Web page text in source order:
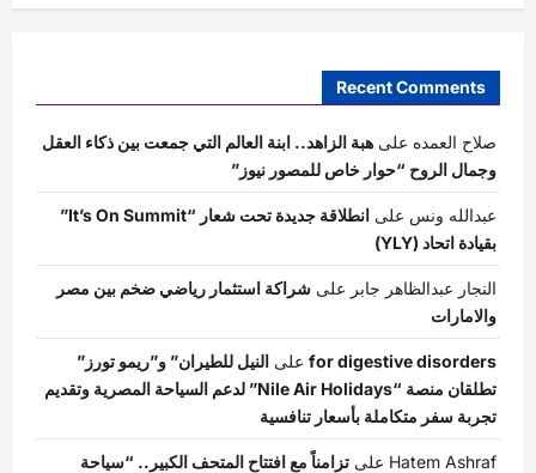
Recent Comments
صلاح العمده على هبة الزاهد.. ابنة العالم التي جمعت بين ذكاء العقل
وجمال الروح “حوار خاص للمصور نيوز”
عبدالله ونس على
انطلاقة جديدة تحت شعار “It’s On Summit”
بقيادة اتحاد (YLY)
النجار عبدالظاهر جابر على شراكة استثمار رياضي ضخم بين مصر
والامارات
for digestive disorders على النيل للطيران” و”ريمو تورز”
تطلقان منصة “Nile Air Holidays” لدعم السياحة المصرية وتقديم
تجربة سفر متكاملة بأسعار تنافسية
Hatem Ashraf على تزامناً مع افتتاح المتحف الكبير.. “سياحة